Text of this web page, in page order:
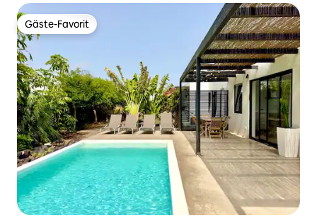
Gäste-Favorit
Gäste-Favorit